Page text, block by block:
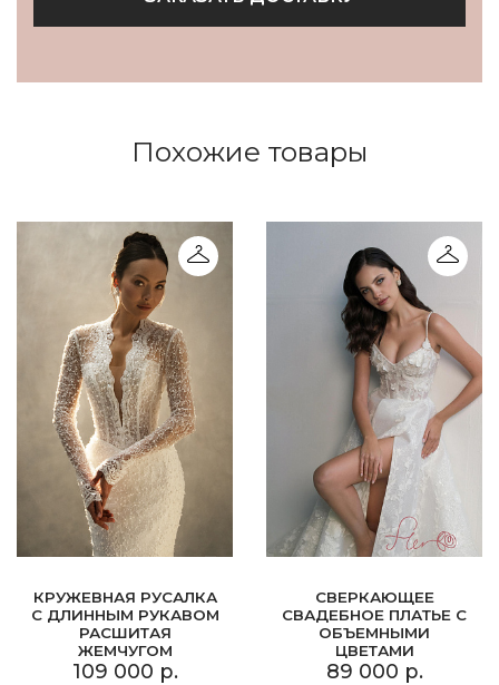
Похожие товары
КРУЖЕВНАЯ РУСАЛКА
С ДЛИННЫМ РУКАВОМ
РАСШИТАЯ
ЖЕМЧУГОМ
109 000 р.
СВЕРКАЮЩЕЕ
СВАДЕБНОЕ ПЛАТЬЕ С
ОБЪЕМНЫМИ
ЦВЕТАМИ
89 000 р.